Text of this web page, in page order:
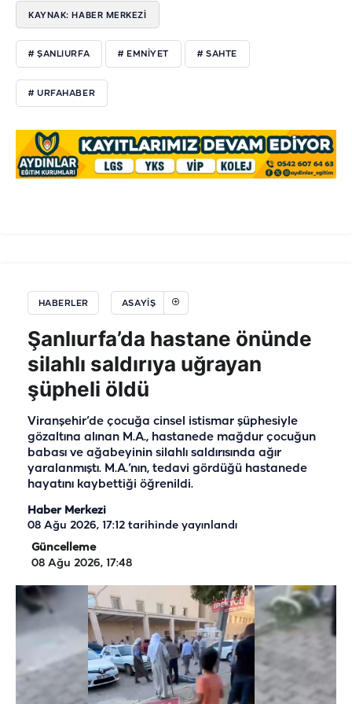
KAYNAK: HABER MERKEZİ
# ŞANLIURFA # EMNIYET # SAHTE
# URFAHABER
HABERLER ASAYIŞ
Şanlıurfa’da hastane önünde
silahlı saldırıya uğrayan
şüpheli öldü
Viranşehir’de çocuğa cinsel istismar şüphesiyle
gözaltına alınan M.A., hastanede mağdur çocuğun
babası ve ağabeyinin silahlı saldırısında ağır
yaralanmıştı. M.A.’nın, tedavi gördüğü hastanede
hayatını kaybettiği öğrenildi.
Haber Merkezi
08 Ağu 2026, 17:12 tarihinde yayınlandı
Güncelleme
08 Ağu 2026, 17:48